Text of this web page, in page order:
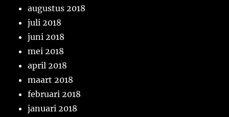
augustus 2018
juli 2018
juni 2018
mei 2018
april 2018
maart 2018
februari 2018
januari 2018